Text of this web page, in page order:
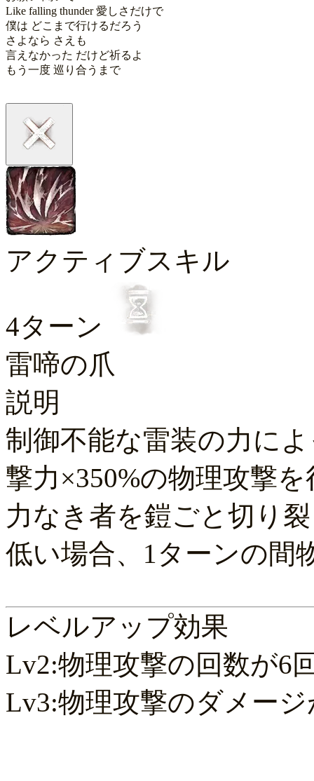
Like falling thunder 愛しさだけで
僕は どこまで行けるだろう
さよなら さえも
言えなかった だけど祈るよ
もう一度 巡り合うまで
アクティブスキル
4ターン
雷啼の爪
説明
制御不能な雷装の力に
撃力×350%の物理攻撃
力なき者を鎧ごと切り
低い場合、1ターンの間
レベルアップ効果
Lv2:物理攻撃の回数が6
Lv3:物理攻撃のダメー